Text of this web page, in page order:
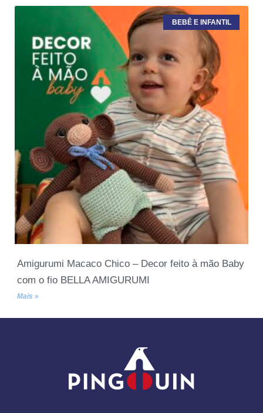
BEBÊ E INFANTIL
Amigurumi Macaco Chico – Decor feito à mão Baby
com o fio BELLA AMIGURUMI
Mais »